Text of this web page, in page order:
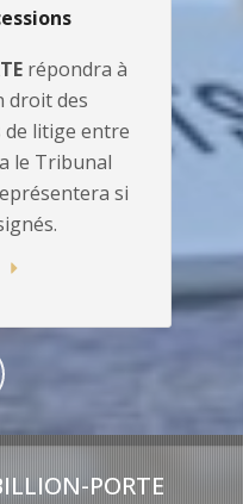
répondra à
droit des
de litige entre
le Tribunal
si
PORTE